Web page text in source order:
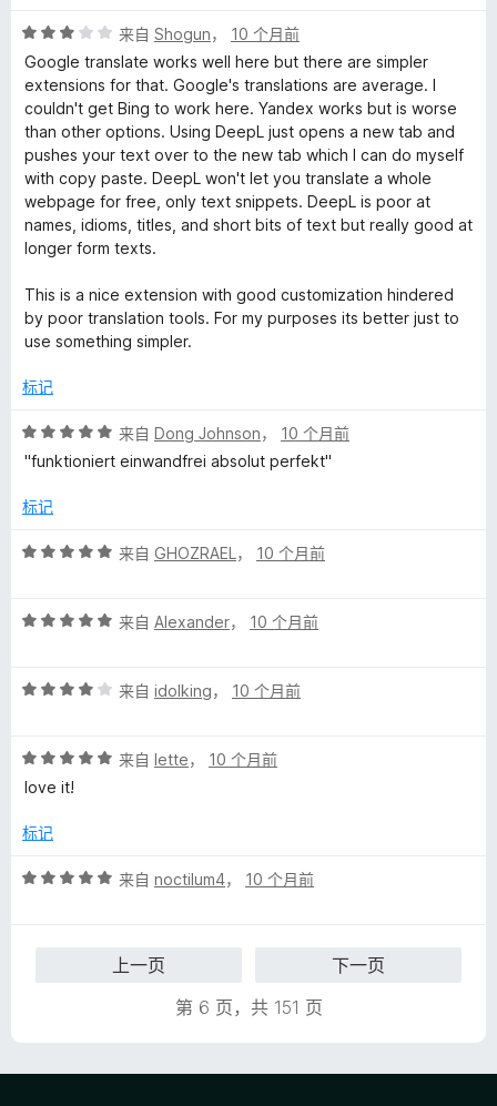
/
5
评
分
3
/
5
来自 Shogun， 10 个月前
Google translate works well here but there are simpler
extensions for that. Google's translations are average. I
couldn't get Bing to work here. Yandex works but is worse
than other options. Using DeepL just opens a new tab and
pushes your text over to the new tab which I can do myself
with copy paste. DeepL won't let you translate a whole
webpage for free, only text snippets. DeepL is poor at
names, idioms, titles, and short bits of text but really good at
longer form texts.
This is a nice extension with good customization hindered
by poor translation tools. For my purposes its better just to
use something simpler.
标记
评
分
/
来自 Dong Johnson， 10 个月前
"funktioniert einwandfrei absolut perfekt"
标记
评
/
来自 GHOZRAEL ， 10 个月前
评
/
来自 Alexander， 10 个月前
评
/
5
来自 idolking， 10 个月前
评
分
/
来自 lette， 10 个月前
love it!
标记
评
来自 noctilum4， 10 个月前
上一页
下一页
第 6 页，共 151 页